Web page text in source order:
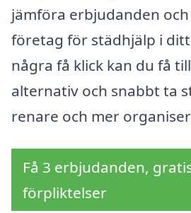
jämföra erbjudanden
företag för städhjälp i
några få klick kan du få
alternativ och snabbt ta
renare och mer
Få 3 erbjudanden,
förpliktelser